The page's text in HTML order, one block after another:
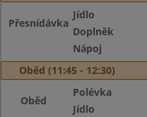
Přesnídávka
Jídlo
Doplněk
Nápoj
Oběd (11:45 - 12:30)
Oběd
Polévka
Jídlo